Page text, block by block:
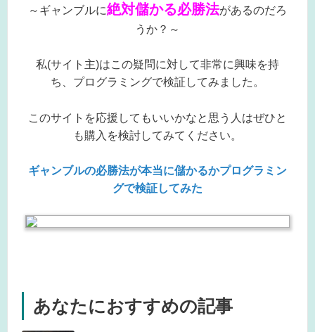
～ギャンブルに絶対儲かる必勝法があるのだろ
うか？～
私(サイト主)はこの疑問に対して非常に興味を持
ち、プログラミングで検証してみました。
このサイトを応援してもいいかなと思う人はぜひと
も購入を検討してみてください。
ギャンブルの必勝法が本当に儲かるかプログラミン
グで検証してみた
あなたにおすすめの記事